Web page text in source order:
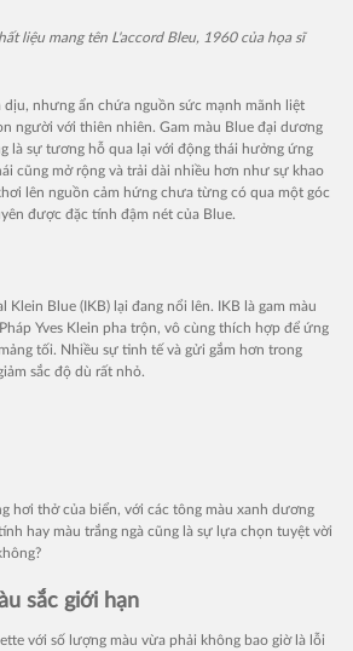
liệu mang tên L'accord Bleu, 1960 của họa sĩ
dịu, nhưng ẩn chứa nguồn sức mạnh mãnh liệt
người với thiên nhiên. Gam màu Blue đại dương
là sự tương hỗ qua lại với động thái hưởng ứng
cũng mở rộng và trải dài nhiều hơn như sự khao
lên nguồn cảm hứng chưa từng có qua một góc
được đặc tính đậm nét của Blue.
Klein Blue (IKB) lại đang nổi lên. IKB là gam màu
Yves Klein pha trộn, vô cùng thích hợp để ứng
tối. Nhiều sự tinh tế và gửi gắm hơn trong
sắc độ dù rất nhỏ.
hơi thở của biển, với các tông màu xanh dương
hay màu trắng ngà cũng là sự lựa chọn tuyệt vời
sắc giới hạn
với số lượng màu vừa phải không bao giờ là lỗi